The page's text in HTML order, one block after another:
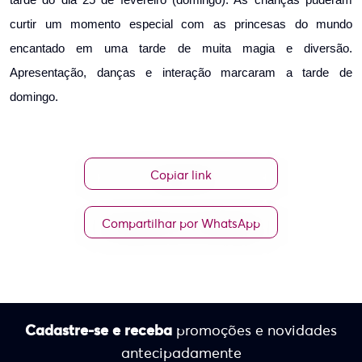
curtir um momento especial com as princesas do mundo
encantado em uma tarde de muita magia e diversão.
Apresentação, danças e interação marcaram a tarde de
domingo.
Copiar link
Compartilhar por WhatsApp
Cadastre-se e receba promoções e novidades
antecipadamente